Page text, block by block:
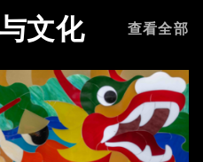
文化 查看全部